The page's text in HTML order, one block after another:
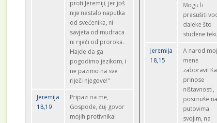
proti Jeremiji, jer još
nije nestalo naputka
od svećenika, ni
savjeta od mudraca
ni riječi od proroka.
Hajde da ga
pogodimo jezikom, i
ne pazimo na sve
riječi njegove!"
Jeremija
18,19
Pripazi na me,
Gospode, čuj govor
mojih protivnika!
Mogu li
presušiti
daleke što
studene
Jeremija
18,15
A narod
mene
zaboravi!
prinose
ništavnosti,
posrnuše
putovima
svojim, na